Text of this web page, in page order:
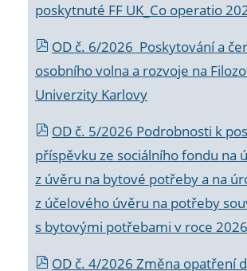
poskytnuté FF UK_Co operatio
OD č. 6/2026 Poskytování a
osobního volna a rozvoje na
Univerzity Karlovy
OD č. 5/2026 Podrobnosti k
příspěvku ze sociálního fondu na
z úvěru na bytové potřeby a na
z účelového úvěru na potřeby
s bytovými potřebami v roce 2026
OD č. 4/2026 Změna opatření